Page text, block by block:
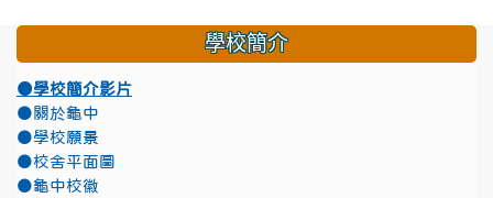
學校簡介
●學校簡介影片
●關於龜中
●學校願景
●校舍平面圖
●龜中校徽